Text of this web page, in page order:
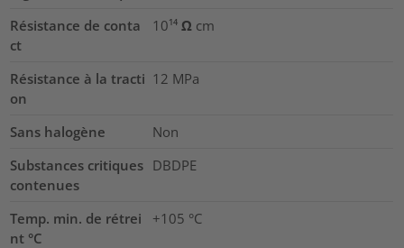
Résistance de conta
ct
10¹⁴ Ω cm
Résistance à la tracti
on
12 MPa
Sans halogène
Non
Substances critiques
contenues
DBDPE
Temp. min. de rétrei
nt °C
+105 °C